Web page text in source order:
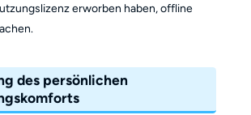
erworben haben, offline
des persönlichen